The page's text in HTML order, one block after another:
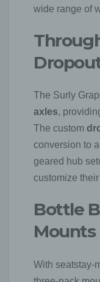
wide range of
The Surly
axles,
The custom
conversion to
geared hub
customize
Bottle
Mounts
With seatstay-